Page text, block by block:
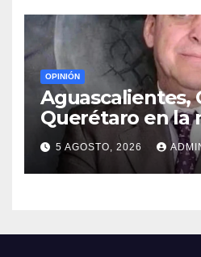
OPINIÓN
Aguascalientes,
Querétaro en la
MORENA
5 AGOSTO, 2026